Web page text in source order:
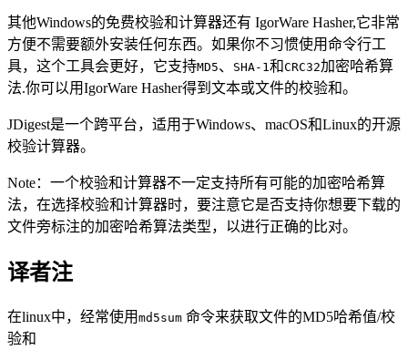
其他Windows的免费校验和计算器还有 IgorWare Hasher,它非常
方便不需要额外安装任何东西。如果你不习惯使用命令行工
具，这个工具会更好，它支持MD5、 SHA-1 和CRC32加密哈希算
法.你可以用IgorWare Hasher得到文本或文件的校验和。
JDigest是一个跨平台，适用于Windows、macOS和Linux的开源
校验计算器。
Note：一个校验和计算器不一定支持所有可能的加密哈希算
法，在选择校验和计算器时，要注意它是否支持你想要下载的
文件旁标注的加密哈希算法类型，以进行正确的比对。
译者注
在linux中，经常使用 md5sum 命令来获取文件的MD5哈希值/校
验和